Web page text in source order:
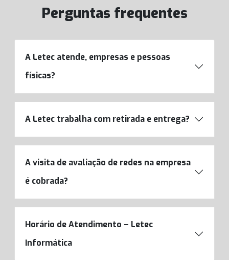
Perguntas frequentes
A Letec atende, empresas e pessoas
físicas?
A Letec trabalha com retirada e entrega?
A visita de avaliação de redes na empresa
é cobrada?
Horário de Atendimento – Letec
Informática